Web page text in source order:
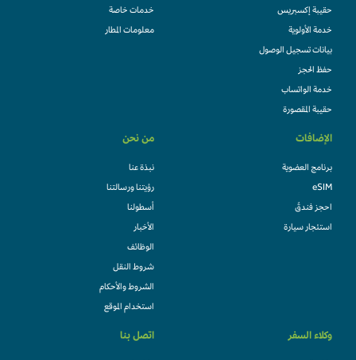
حقيبة إكسبريس
خدمة الأولوية
بيانات تسجيل الوصول
حفظ الحجز
خدمة الواتساب
حقيبة المقصورة
خدمات خاصة
معلومات المطار
الإضافات
برنامج العضوية
eSIM
احجز فندقً
استئجار سيارة
من نحن
نبذة عنا
رؤيتنا ورسالتنا
أسطولنا
الأخبار
الوظائف
شروط النقل
الشروط والأحكام
استخدام الموقع
وكلاء السفر اتصل بنا